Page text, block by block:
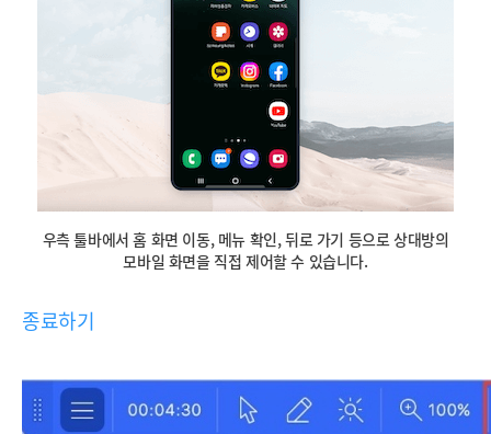
우측 툴바에서 홈 화면 이동, 메뉴 확인, 뒤로 가기 등으로 상대방의
모바일 화면을 직접 제어할 수 있습니다.
종료하기